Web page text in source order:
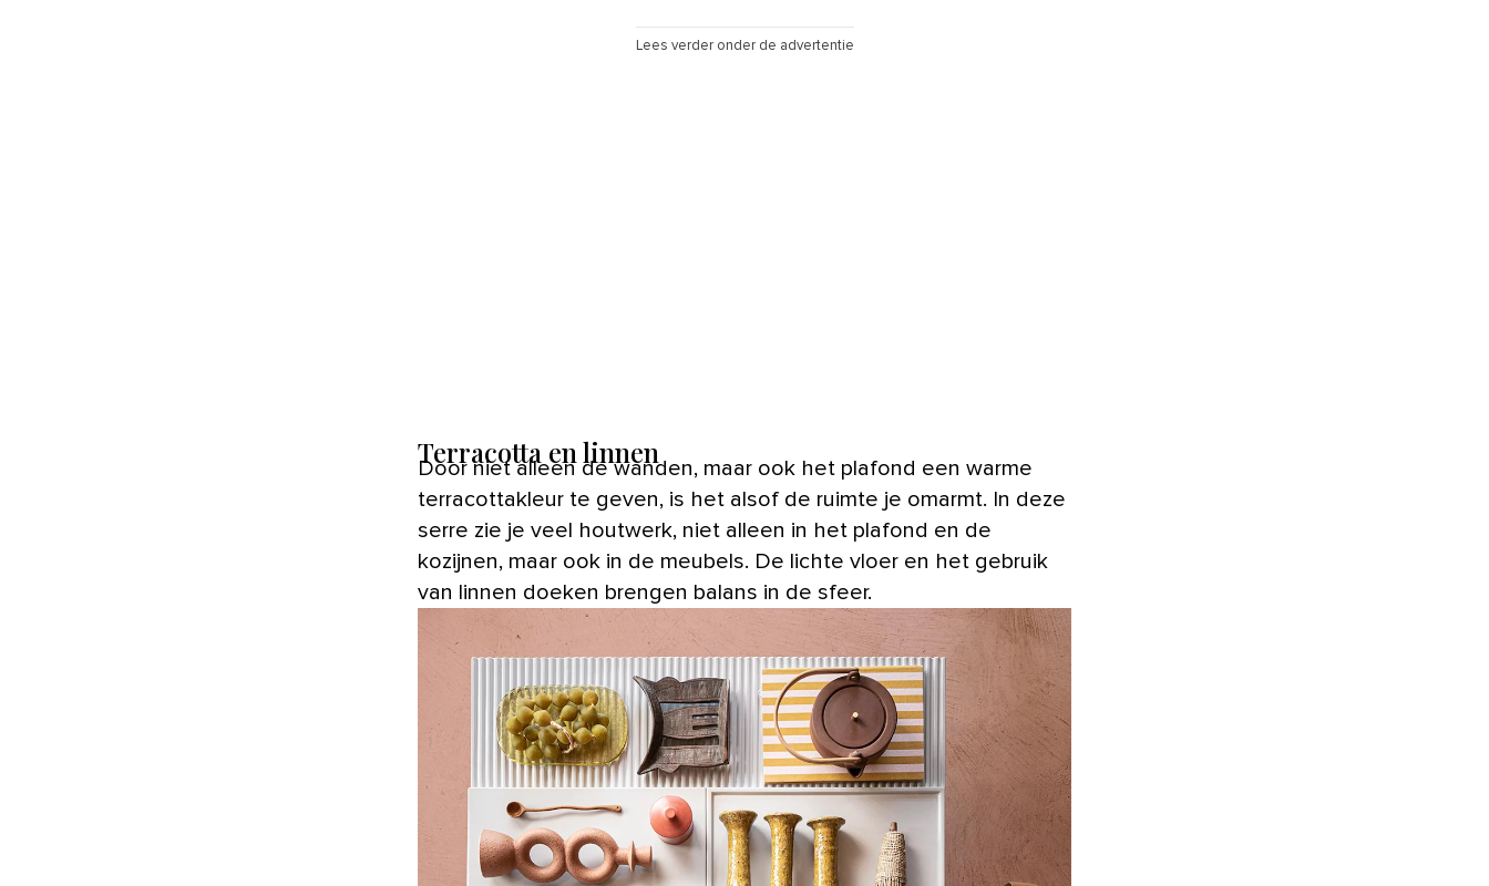
Lees verder onder de advertentie
Terracotta en linnen
Door niet alleen de wanden, maar ook het plafond een warme
terracottakleur te geven, is het alsof de ruimte je omarmt. In deze
serre zie je veel houtwerk, niet alleen in het plafond en de
kozijnen, maar ook in de meubels. De lichte vloer en het gebruik
van linnen doeken brengen balans in de sfeer.